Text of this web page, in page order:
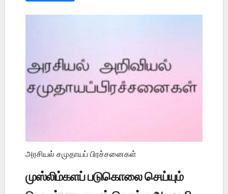
அரசியல் சமுதாயப் பிரச்சனைகள்
முஸ்லிம்களப் படுகொலை செய்யும்